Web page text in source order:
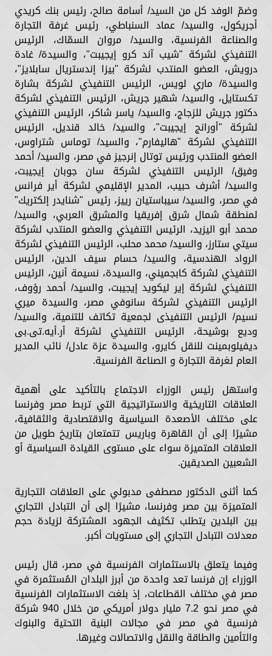
وضمّ الوفد كل من السيد/ أسامة صالح، رئيس بنك كريدي
أجريكول، والسيد/ عماد السنباطي، رئيس غرفة التجارة
والصناعة الفرنسية، والسيد/ مروان السمّاك، الرئيس
التنفيذي لشركة "شيب آند كرو إيجيبت"، والسيدة/ غادة
درويش، العضو المنتدب لشركة "بيزا إندستريال سابلايز"،
والسيدة/ ماري لويس، الرئيس التنفيذي لشركة بشارة
تكستايل، والسيد/ شهير جريش، الرئيس التنفيذي لشركة
دكتور جريش للزجاج، والسيد/ ياسر شاكر، الرئيس التنفيذي
لشركة "أورانج إيجيبت"، والسيد/ خالد قنديل، الرئيس
التنفيذي لشركة "هاليفارم"، والسيد/ توماس شتراوس،
العضو المنتدب ورئيس توتال إنرجيز في مصر، والسيد/ أحمد
وفيق/ الرئيس التنفيذي لشركة سان جوبان إيجيبت،
والسيد/ أشرف حبيب، المدير الإقليمي لشركة أير فرانس
في مصر، والسيد/ سيباستيان رييز، رئيس "شنايدر إلكتريك"
لمنطقة شمال شرق إفريقيا والمشرق العربي، والسيد/
محمد أبو اليزيد، الرئيس التنفيذي والعضو المنتدب لشركة
سيتي ستارز، والسيد/ محمد محلب، الرئيس التنفيذي لشركة
الرواد الهندسية، والسيد/ حسام سيف الدين، الرئيس
التنفيذي لشركة كابجميني، والسيدة، نسيمة أنين، الرئيس
التنفيذي لشركة إير ليكويد إيجيبت، والسيد/ أحمد رؤوف،
الرئيس التنفيذي لشركة سانوفي مصر، والسيدة ميري
نسيم/ الرئيس التنفيذى لجمعية تكاتف للتنمية، والسيد/
وديع بوشيحة، الرئيس التنفيذي لشركة أر.أيه.تى.بى
ديفيلوبمينت للنقل كايرو، والسيدة عزة عادل/ نائب المدير
العام لغرفة التجارة و الصناعة الفرنسية.
واستهل رئيس الوزراء الاجتماع بالتأكيد على أهمية
العلاقات التاريخية والاستراتيجية التي تربط مصر وفرنسا
على مختلف الأصعدة السياسية والاقتصادية والثقافية،
مشيرًا إلى أن القاهرة وباريس تتمتعان بتاريخ طويل من
العلاقات المتميزة سواء على مستوى القيادة السياسية أو
الشعبين الصديقين.
كما أثنى الدكتور مصطفى مدبولي على العلاقات التجارية
المتميزة بين مصر وفرنسا، مشيرًا إلى أن التبادل التجاري
بين البلدين يتطلب تكثيف الجهود المشتركة لزيادة حجم
معدلات التبادل التجاري إلى مستويات أكبر.
وفيما يتعلق بالاستثمارات الفرنسية في مصر، قال رئيس
الوزراء إن فرنسا تعد واحدة من أبرز البلدان المُستثمرة في
مصر في مختلف القطاعات، إذ بلغت الاستثمارات الفرنسية
في مصر نحو 7.2 مليار دولار أمريكي من خلال 940 شركة
فرنسية في مصر في مجالات البنية التحتية والبنوك
والتأمين والطاقة والنقل والاتصالات وغيرها.